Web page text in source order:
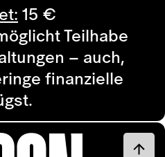
15 €
Teilhabe
– auch,
finanzielle